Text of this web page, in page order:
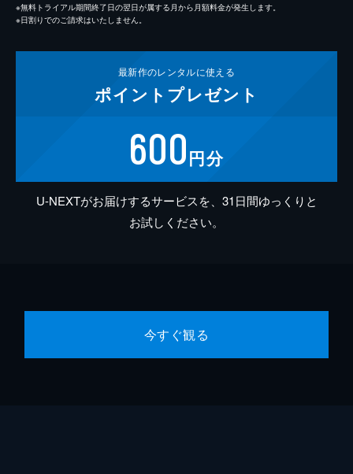
※無料トライアル期間終了日の翌日が属する月から月額料金が発生します。
※日割りでのご請求はいたしません。
最新作のレンタルに使える
ポイント プレゼント
600円分
U-NEXTがお届けするサービスを、31日間ゆっくりと
お試しください。
今すぐ観る